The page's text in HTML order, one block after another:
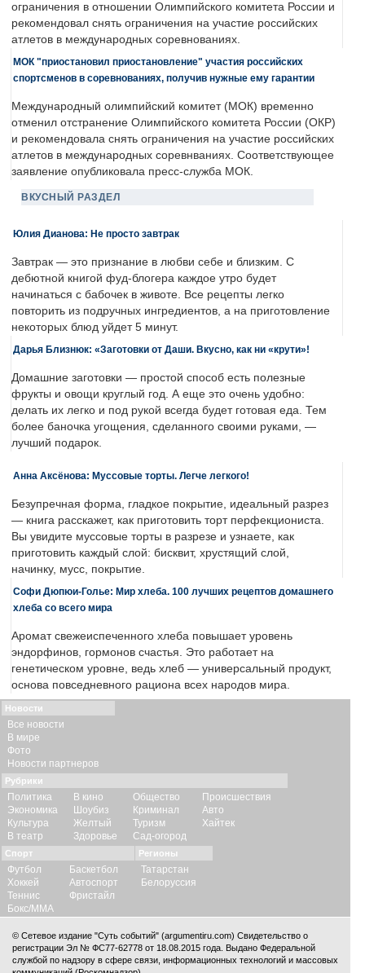
ограничения в отношении Олимпийского комитета России и
рекомендовал снять ограничения на участие российских
атлетов в международных соревнованиях.
МОК "приостановил приостановление" участия российских
спортсменов в соревнованиях, получив нужные ему гарантии
Международный олимпийский комитет (МОК) временно
отменил отстранение Олимпийского комитета России (ОКР)
и рекомендовала снять ограничения на участие российских
атлетов в международных соревнваниях. Соответствующее
заявление опубликовала пресс-служба МОК.
ВКУСНЫЙ РАЗДЕЛ
Юлия Дианова: Не просто завтрак
Завтрак — это признание в любви себе и близким. С
дебютной книгой фуд-блогера каждое утро будет
начинаться с бабочек в животе. Все рецепты легко
повторить из подручных ингредиентов, а на приготовление
некоторых блюд уйдет 5 минут.
Дарья Близнюк: «Заготовки от Даши. Вкусно, как ни «крути»!
Домашние заготовки — простой способ есть полезные
фрукты и овощи круглый год. А еще это очень удобно:
делать их легко и под рукой всегда будет готовая еда. Тем
более баночка угощения, сделанного своими руками, —
лучший подарок.
Анна Аксёнова: Муссовые торты. Легче легкого!
Безупречная форма, гладкое покрытие, идеальный разрез
— книга расскажет, как приготовить торт перфекциониста.
Вы увидите муссовые торты в разрезе и узнаете, как
приготовить каждый слой: бисквит, хрустящий слой,
начинку, мусс, покрытие.
Софи Дюпюи-Голье: Мир хлеба. 100 лучших рецептов домашнего
хлеба со всего мира
Аромат свежеиспеченного хлеба повышает уровень
эндорфинов, гормонов счастья. Это работает на
генетическом уровне, ведь хлеб — универсальный продукт,
основа повседневного рациона всех народов мира.
Новости
Все новости
В мире
Фото
Новости партнеров
Рубрики
Политика
Экономика
Культура
В театр
В кино
Шоубиз
Желтый
Здоровье
Общество
Криминал
Туризм
Сад-огород
Происшествия
Авто
Хайтек
Спорт
Футбол
Хоккей
Теннис
Бокс/ММА
Баскетбол
Автоспорт
Фристайл
Регионы
Татарстан
Белоруссия
© Сетевое издание "Суть событий" (argumentiru.com) Свидетельство о
регистрации Эл № ФС77-62778 от 18.08.2015 года. Выдано Федеральной
службой по надзору в сфере связи, информационных технологий и массовых